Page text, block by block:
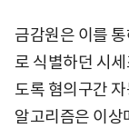
금감원은 이를
로 식별하던 시
도록 혐의구간
알고리즘은 이상